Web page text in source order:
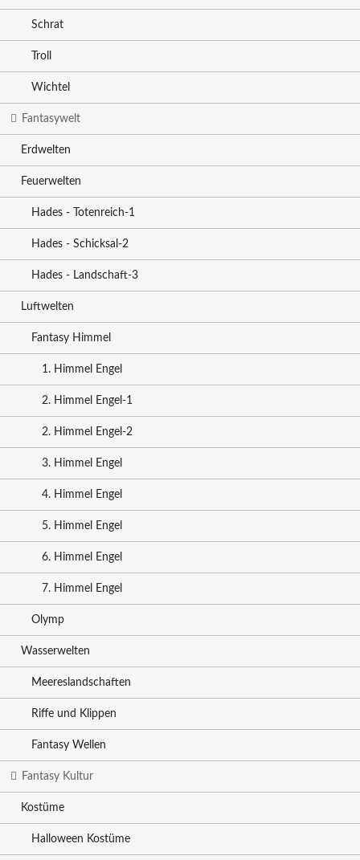
Schrat
Troll
Wichtel
Fantasywelt
Erdwelten
Feuerwelten
Hades - Totenreich-1
Hades - Schicksal-2
Hades - Landschaft-3
Luftwelten
Fantasy Himmel
1. Himmel Engel
2. Himmel Engel-1
2. Himmel Engel-2
3. Himmel Engel
4. Himmel Engel
5. Himmel Engel
6. Himmel Engel
7. Himmel Engel
Olymp
Wasserwelten
Meereslandschaften
Riffe und Klippen
Fantasy Wellen
Fantasy Kultur
Kostüme
Halloween Kostüme